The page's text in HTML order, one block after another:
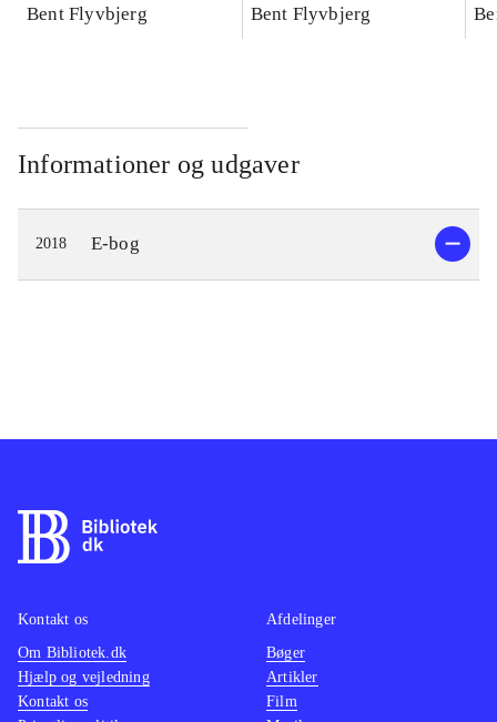
konkretes videnskab
Bent Flyvbjerg
konkretes videnskab
Bent Flyvbjerg
Informationer og udgaver
2018 E-bog
Kontakt os
Om Bibliotek.dk
Hjælp og vejledning
Kontakt os
Afdelinger
Bøger
Artikler
Film